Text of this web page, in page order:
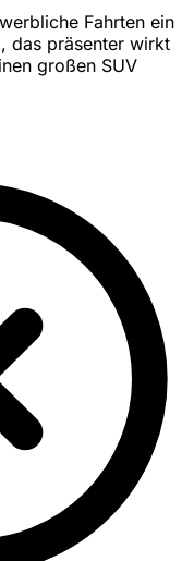
Fahrten ein
das präsenter wirkt
großen SUV